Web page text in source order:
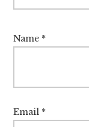
Name *
Email *